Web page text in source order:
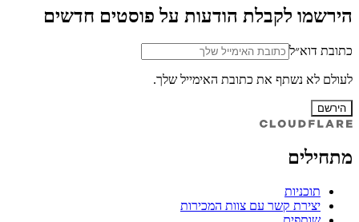
הירשמו לקבלת הודעות על פוסטים חדשים
כתובת דוא״ל
לעולם לא נשתף את כתובת האימייל שלך.
הירשם
מתחילים
תוכניות
יצירת קשר עם צוות המכירות